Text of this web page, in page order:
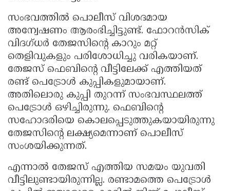
സംഭവത്തിൽ പൊലീസ് വിശദമായ
അന്വേഷണം ആരംഭിച്ചിട്ടുണ്ട്. ഫോറൻസിക്
വിദഗ്ധർ തേജസിന്റെ കാറും മറ്റ്
തെളിവുകളും പരിശോധിച്ചു വരികയാണ്.
തേജസ് ഫെബിന്റെ വീട്ടിലേക്ക് എത്തിയത്
രണ്ട് പെട്രോൾ കുപ്പികളുമായാണ്.
അതിലൊരു കുപ്പി തുറന്ന് സംഭവസ്ഥലത്ത്
പെട്രോൾ ഒഴിച്ചിരുന്നു. ഫെബിന്റെ
സഹോദരിയെ കൊലപ്പെടുത്തുകയായിരുന്നു
തേജസിന്റെ ലക്ഷ്യമെന്നാണ് പൊലീസ്
സംശയിക്കുന്നത്.
എന്നാൽ തേജസ് എത്തിയ സമയം യുവതി
വീട്ടിലുണ്ടായിരുന്നില്ല. രണ്ടാമത്തെ പെട്രോൾ